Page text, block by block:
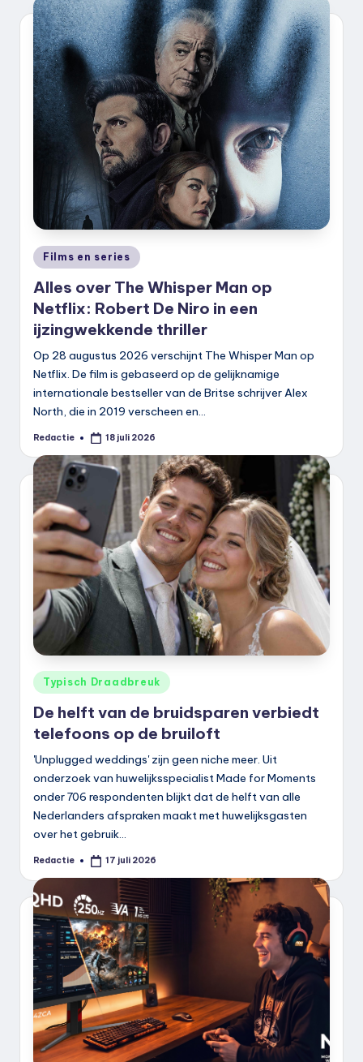
Geplaatst
in
Films en series
Alles over The Whisper Man op
Netflix: Robert De Niro in een
ijzingwekkende thriller
Op 28 augustus 2026 verschijnt The Whisper Man op
Netflix. De film is gebaseerd op de gelijknamige
internationale bestseller van de Britse schrijver Alex
North, die in 2019 verscheen en…
Geplaatst
Redactie 18 juli 2026
Geplaatst
in
Typisch Draadbreuk
De helft van de bruidsparen verbiedt
telefoons op de bruiloft
'Unplugged weddings' zijn geen niche meer. Uit
onderzoek van huwelijksspecialist Made for Moments
onder 706 respondenten blijkt dat de helft van alle
Nederlanders afspraken maakt met huwelijksgasten
over het gebruik…
Geplaatst
Redactie 17 juli 2026